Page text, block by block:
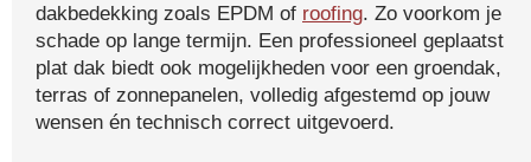
dakbedekking zoals EPDM of roofing. Zo voorkom je
schade op lange termijn. Een professioneel geplaatst
plat dak biedt ook mogelijkheden voor een groendak,
terras of zonnepanelen, volledig afgestemd op jouw
wensen én technisch correct uitgevoerd.